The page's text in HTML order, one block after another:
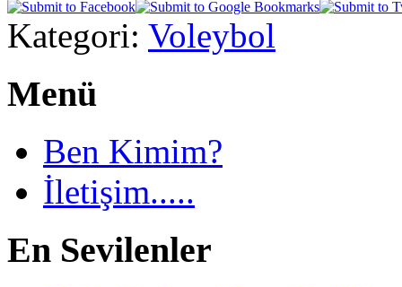
Kategori: Voleybol
Menü
Ben Kimim?
İletişim.....
En Sevilenler